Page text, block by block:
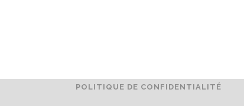
POLITIQUE DE CONFIDENTIALITÉ